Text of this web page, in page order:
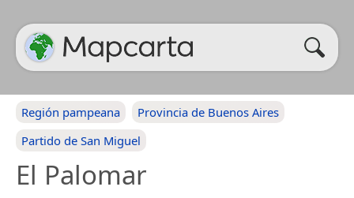
Región pampeana
Provincia de Buenos Aires
Partido de San Miguel
El Palomar